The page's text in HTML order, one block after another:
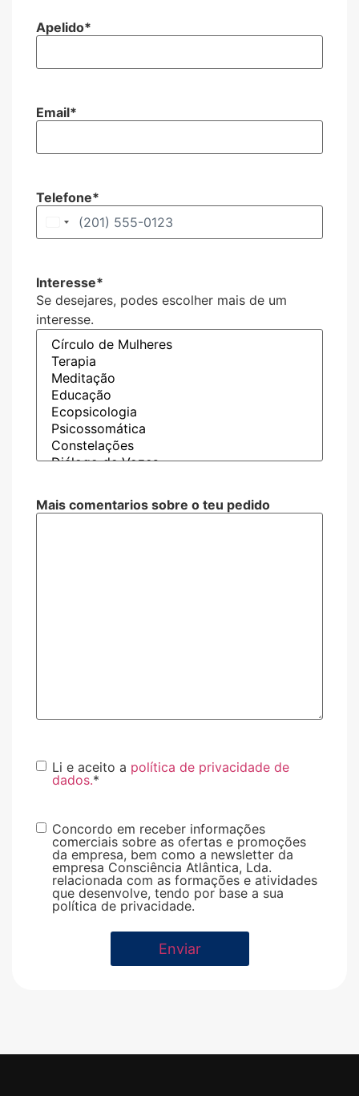
Apelido*
Email*
Telefone*
Estados Unidos +1
Interesse*
Se desejares, podes escolher mais de um
interesse.
Mais comentarios sobre o teu pedido
politica
privacidad
Li e aceito a política de privacidade de
dados.*
publicidad
Concordo em receber informações
comerciais sobre as ofertas e promoções
da empresa, bem como a newsletter da
empresa Consciência Atlântica, Lda.
relacionada com as formações e atividades
que desenvolve, tendo por base a sua
política de privacidade.